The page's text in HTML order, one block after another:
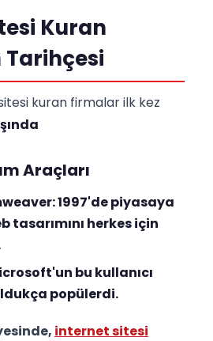
Kuran
Tarihçesi
kuran firmalar ilk kez
Araçları
1997'de piyasaya
tasarımını herkes için
bu kullanıcı
popülerdi.
internet sitesi